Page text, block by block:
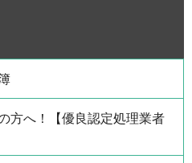
方へ！【優良認定処理業者